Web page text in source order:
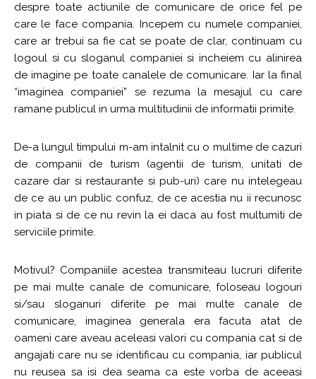
despre toate actiunile de comunicare de orice fel pe
care le face compania. Incepem cu numele companiei,
care ar trebui sa fie cat se poate de clar, continuam cu
logoul si cu sloganul companiei si incheiem cu alinirea
de imagine pe toate canalele de comunicare. Iar la final
“imaginea companiei” se rezuma la mesajul cu care
ramane publicul in urma multitudinii de informatii primite.
De-a lungul timpului m-am intalnit cu o multime de cazuri
de companii de turism (agentii de turism, unitati de
cazare dar si restaurante si pub-uri) care nu intelegeau
de ce au un public confuz, de ce acestia nu ii recunosc
in piata si de ce nu revin la ei daca au fost multumiti de
serviciile primite.
Motivul? Companiile acestea transmiteau lucruri diferite
pe mai multe canale de comunicare, foloseau logouri
si/sau sloganuri diferite pe mai multe canale de
comunicare, imaginea generala era facuta atat de
oameni care aveau aceleasi valori cu compania cat si de
angajati care nu se identificau cu compania, iar publicul
nu reusea sa isi dea seama ca este vorba de aceeasi